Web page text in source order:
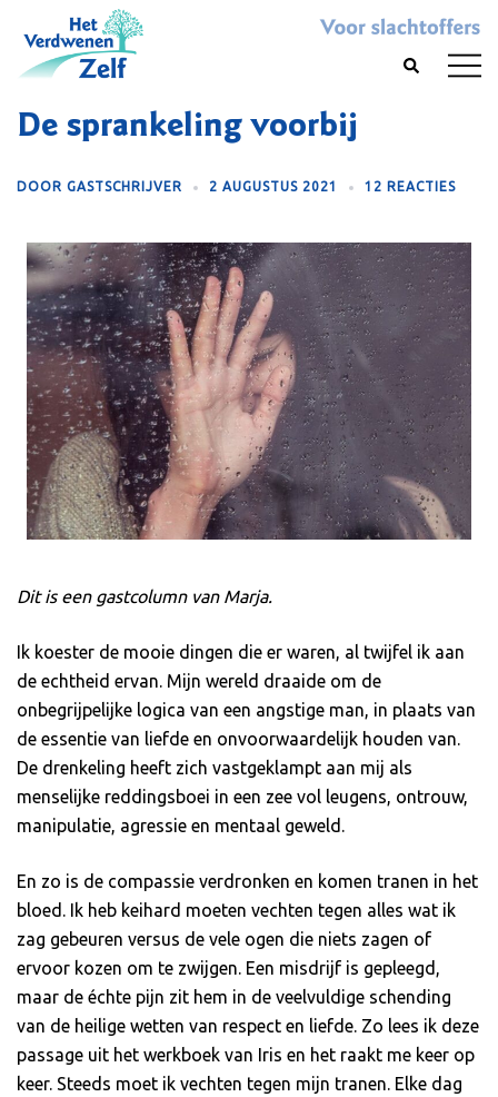
content
Search
menu
De sprankeling voorbij
DOOR GASTSCHRIJVER 2 AUGUSTUS 2021 12 REACTIES
Dit is een gastcolumn van Marja.
Ik koester de mooie dingen die er waren, al twijfel ik aan
de echtheid ervan. Mijn wereld draaide om de
onbegrijpelijke logica van een angstige man, in plaats van
de essentie van liefde en onvoorwaardelijk houden van.
De drenkeling heeft zich vastgeklampt aan mij als
menselijke reddingsboei in een zee vol leugens, ontrouw,
manipulatie, agressie en mentaal geweld.
En zo is de compassie verdronken en komen tranen in het
bloed. Ik heb keihard moeten vechten tegen alles wat ik
zag gebeuren versus de vele ogen die niets zagen of
ervoor kozen om te zwijgen. Een misdrijf is gepleegd,
maar de échte pijn zit hem in de veelvuldige schending
van de heilige wetten van respect en liefde. Zo lees ik deze
passage uit het werkboek van Iris en het raakt me keer op
keer. Steeds moet ik vechten tegen mijn tranen. Elke dag